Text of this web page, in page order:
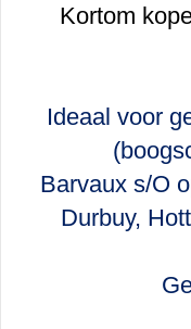
Kortom
Ideaal voor
Barvaux s/O
Durbuy,